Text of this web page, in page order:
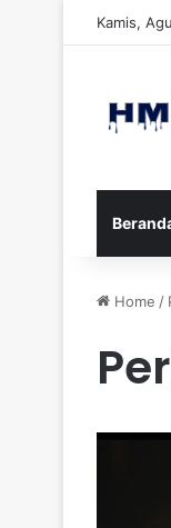
Kamis,
Home /